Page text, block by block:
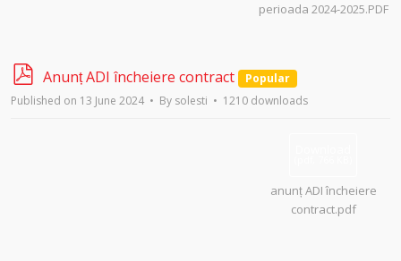
perioada 2024-2025.PDF
p
f
Anunț ADI încheiere contract
Popular
Published on 13 June 2024
By solesti 1210 downloads
anunț ADI încheiere
contract.pdf